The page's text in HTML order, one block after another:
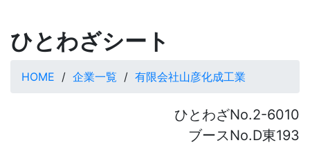
ひとわざシート
HOME 企業一覧 有限会社山彦化成工業
ひとわざNo.2-6010
ブースNo.D東193